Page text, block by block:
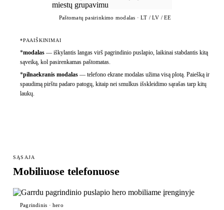
Paštomatų pasirinkimo modalas · LT / LV / EE
*PAAIŠKINIMAI
*modalas— iškylantis langas virš pagrindinio puslapio, laikinai stabdantis kitą
sąveiką, kol pasirenkamas paštomatas.
*pilnaekranis modalas— telefono ekrane modalas užima visą plotą. Paiešką ir
spaudimą pirštu padaro patogų, kitaip nei smulkus išskleidimo sąrašas tarp kitų
laukų.
SĄSAJA
Mobiliuose telefonuose
Pagrindinis · hero